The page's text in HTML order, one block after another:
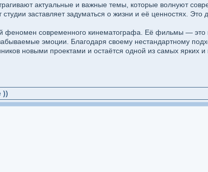
актуальные и важные темы, которые волнуют
заставляет задуматься о жизни и её ценностях.
феномен современного кинематографа. Её фильмы — это
эмоции. Благодаря своему нестандартному
новыми проектами и остаётся одной из самых ярких и
))